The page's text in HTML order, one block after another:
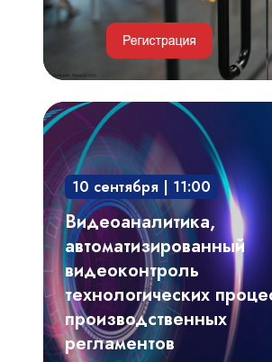
Видеоаналитика,
автоматизированный
видеоконтроль
технологических
процессов,
производственных
регламентов
10 сентября | 11:00
Видеоаналитика,
автоматизированный
видеоконтроль
технологических
производственных
регламентов